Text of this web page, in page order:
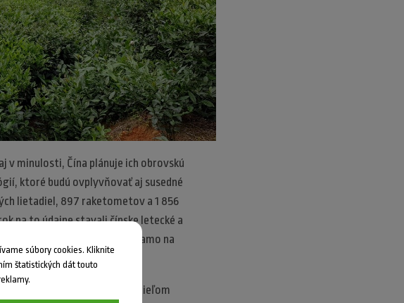
v minulosti, Čína plánuje ich obrovskú
ktoré budú ovplyvňovať aj susedné
lietadiel, 897 raketometov a 1 856
na to údajne stavali čínske letecké a
použitie malo byť využité priamo na
územie so špecifickým cieľom
súbory cookies. Kliknite
štatistických dát touto